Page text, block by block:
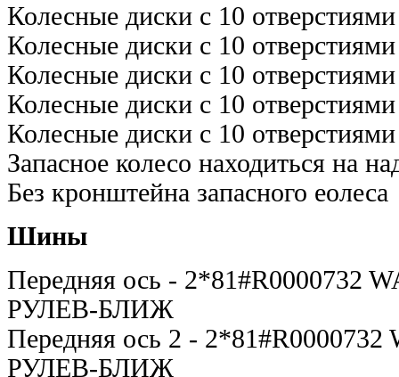
Колесные диски с 10
Колесные диски с 10
Колесные диски с 10
Колесные диски с 10
Колесные диски с 10
Запасное колесо находиться на
Без кронштейна запасного еолеса
Шины
Передняя ось - 2*81#R0000732
РУЛЕВ-БЛИЖ
Передняя ось 2 -
РУЛЕВ-БЛИЖ